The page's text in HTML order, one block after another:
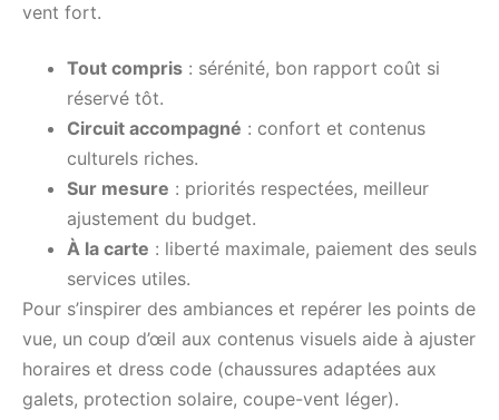
vent fort.
Tout compris : sérénité, bon rapport coût si
réservé tôt.
Circuit accompagné : confort et contenus
culturels riches.
Sur mesure : priorités respectées, meilleur
ajustement du budget.
À la carte : liberté maximale, paiement des seuls
services utiles.
Pour s’inspirer des ambiances et repérer les points de
vue, un coup d’œil aux contenus visuels aide à ajuster
horaires et dress code (chaussures adaptées aux
galets, protection solaire, coupe-vent léger).